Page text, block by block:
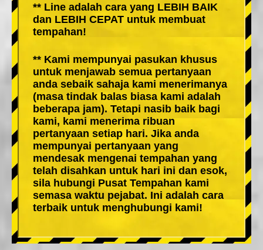
** Line adalah cara yang LEBIH BAIK
dan LEBIH CEPAT untuk membuat
tempahan!
** Kami mempunyai pasukan khusus
untuk menjawab semua pertanyaan
anda sebaik sahaja kami menerimanya
(masa tindak balas biasa kami adalah
beberapa jam). Tetapi nasib baik bagi
kami, kami menerima ribuan
pertanyaan setiap hari. Jika anda
mempunyai pertanyaan yang
mendesak mengenai tempahan yang
telah disahkan untuk hari ini dan esok,
sila hubungi Pusat Tempahan kami
semasa waktu pejabat. Ini adalah cara
terbaik untuk menghubungi kami!